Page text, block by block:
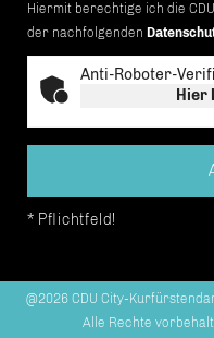
Hiermit berechtige ich die
der nachfolgenden
Anti-Roboter-
Hier
* Pflichtfeld!
@2026 CDU City-
Alle Rechte